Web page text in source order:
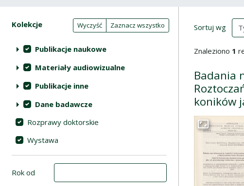
Lista wyników wyszukiwania
Filtry wyszukiwania (automatyczne
Akcje na kolekcjach Wyczyść Zaznacz wszystko
Kolekcje (automatyczne przeładowanie treści)
Publikacje naukowe
Materiały audiowizualne
Publikacje inne
Dane badawcze
Rozprawy doktorskie
Wystawa
Rok od
Wyniki
Sortuj wg
Znaleziono 1
Badania
koników
Przejdź do